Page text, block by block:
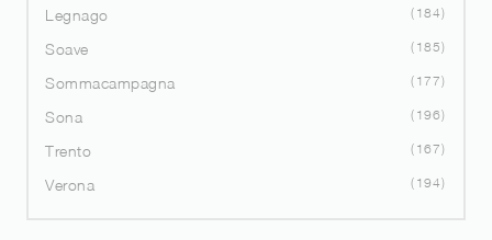
Legnago 184
Soave 185
Sommacampagna 177
Sona 196
Trento 167
Verona 194